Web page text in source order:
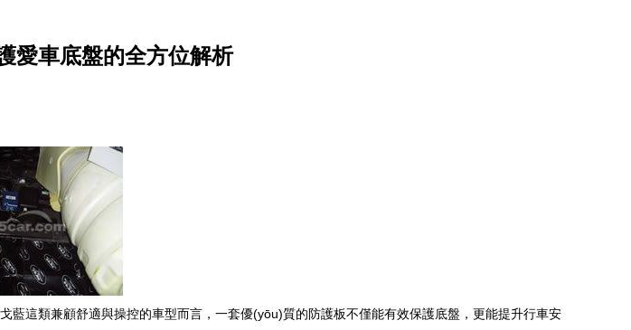
愛車底盤的全方位解析
這類兼顧舒適與操控的車型而言，一套優(yōu)質的防護板不僅能有效保護底盤，更能提升行車安